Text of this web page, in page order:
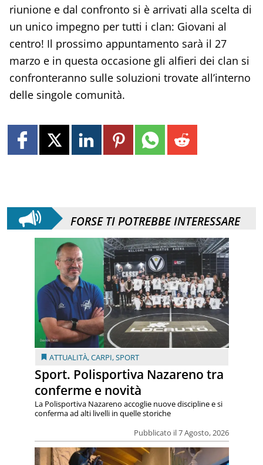
riunione e dal confronto si è arrivati alla scelta di
un unico impegno per tutti i clan: Giovani al
centro! Il prossimo appuntamento sarà il 27
marzo e in questa occasione gli alfieri dei clan si
confronteranno sulle soluzioni trovate all’interno
delle singole comunità.
FORSE TI POTREBBE INTERESSARE
ATTUALITÀ,CARPI,SPORT
Sport. Polisportiva Nazareno tra
conferme e novità
Pubblicato il 7 Agosto, 2026
La Polisportiva Nazareno accoglie nuove discipline e si
conferma ad alti livelli in quelle storiche